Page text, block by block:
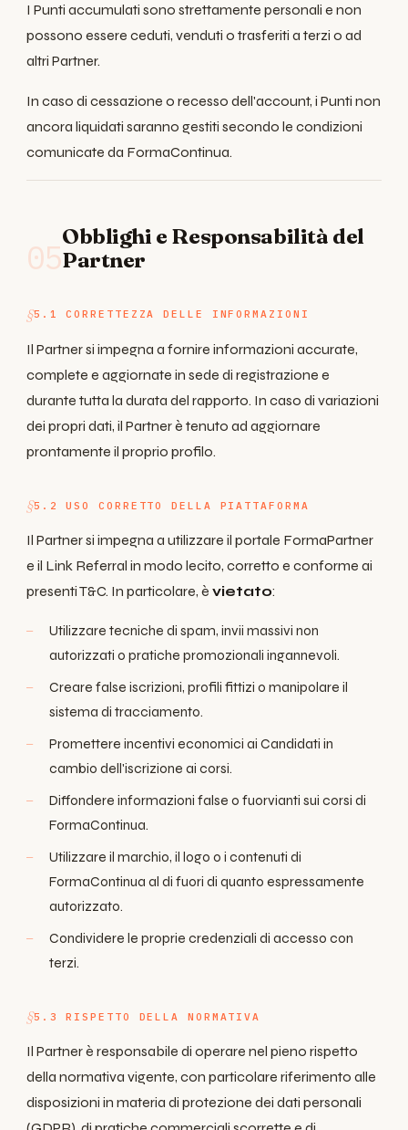
I Punti accumulati sono strettamente personali e non
possono essere ceduti, venduti o trasferiti a terzi o ad
altri Partner.
In caso di cessazione o recesso dell'account, i Punti non
ancora liquidati saranno gestiti secondo le condizioni
comunicate da FormaContinua.
05
Obblighi e Responsabilità del
Partner
5.1 CORRETTEZZA DELLE INFORMAZIONI
Il Partner si impegna a fornire informazioni accurate,
complete e aggiornate in sede di registrazione e
durante tutta la durata del rapporto. In caso di variazioni
dei propri dati, il Partner è tenuto ad aggiornare
prontamente il proprio profilo.
5.2 USO CORRETTO DELLA PIATTAFORMA
Il Partner si impegna a utilizzare il portale FormaPartner
e il Link Referral in modo lecito, corretto e conforme ai
presenti T&C. In particolare, è vietato:
Utilizzare tecniche di spam, invii massivi non
autorizzati o pratiche promozionali ingannevoli.
Creare false iscrizioni, profili fittizi o manipolare il
sistema di tracciamento.
Promettere incentivi economici ai Candidati in
cambio dell'iscrizione ai corsi.
Diffondere informazioni false o fuorvianti sui corsi di
FormaContinua.
Utilizzare il marchio, il logo o i contenuti di
FormaContinua al di fuori di quanto espressamente
autorizzato.
Condividere le proprie credenziali di accesso con
terzi.
5.3 RISPETTO DELLA NORMATIVA
Il Partner è responsabile di operare nel pieno rispetto
della normativa vigente, con particolare riferimento alle
disposizioni in materia di protezione dei dati personali